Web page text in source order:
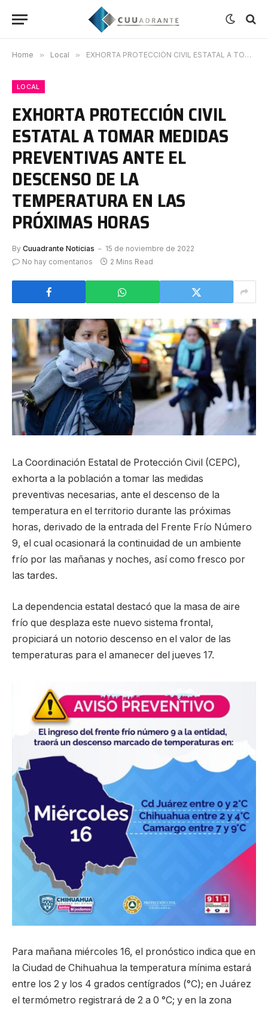
Home » Local » EXHORTA PROTECCIÓN CIVIL ESTATAL A TOMAR MEDIDAS PREVENTIVAS ANTE EL DESCENSO DE LA TEMPERATURA EN LAS PRÓXIMAS HORAS
LOCAL
EXHORTA PROTECCIÓN CIVIL
ESTATAL A TOMAR MEDIDAS
PREVENTIVAS ANTE EL
DESCENSO DE LA
TEMPERATURA EN LAS
PRÓXIMAS HORAS
By Cuuadrante Noticias
15 de noviembre de 2022
No hay comentarios
2 Mins Read
La Coordinación Estatal de Protección Civil (CEPC),
exhorta a la población a tomar las medidas
preventivas necesarias, ante el descenso de la
temperatura en el territorio durante las próximas
horas, derivado de la entrada del Frente Frío Número
9, el cual ocasionará la continuidad de un ambiente
frío por las mañanas y noches, así como fresco por
las tardes.
La dependencia estatal destacó que la masa de aire
frío que desplaza este nuevo sistema frontal,
propiciará un notorio descenso en el valor de las
temperaturas para el amanecer del jueves 17.
Para mañana miércoles 16, el pronóstico indica que en
la Ciudad de Chihuahua la temperatura mínima estará
entre los 2 y los 4 grados centígrados (°C); en Juárez
el termómetro registrará de 2 a 0 °C; y en la zona